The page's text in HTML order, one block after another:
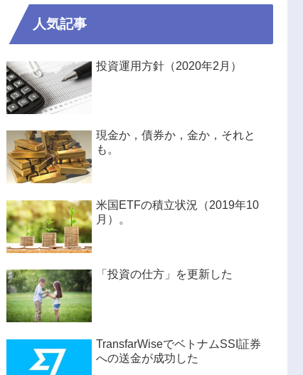
人気記事
投資運用方針（2020年2月）
現金か，債券か，金か，それと
も。
米国ETFの積立状況（2019年10
月）。
「投資の仕方」を更新した
TransfarWiseでベトナムSSI証券
への送金が成功した